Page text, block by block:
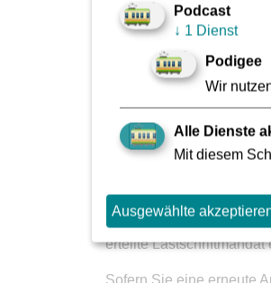
Mit dem Antrag auf die
einen aktuellen Auszug
Verlust der Berechtigung
Anschaffung melden,
ab Anfang des folgenden
erteilte Lastschriftmandat
Podcast
↓ 1 Dienst
Podigee
Wir
Alle Dienste
Mit diesem
Ausgewählte